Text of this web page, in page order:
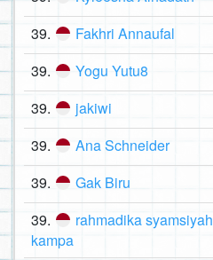
39. Fakhri Annaufal
39. Yogu Yutu8
39. jakiwi
39. Ana Schneider
39. Gak Biru
39.
rahmadika syamsiyah
kampa